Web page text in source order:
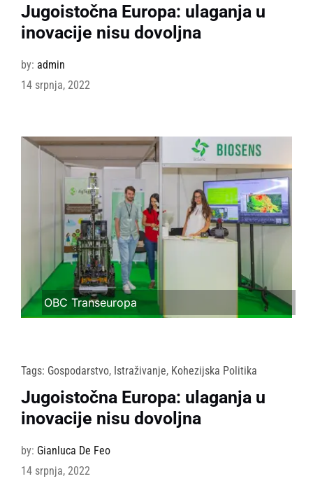
Jugoistočna Europa: ulaganja u
inovacije nisu dovoljna
by: admin
14 srpnja, 2022
OBC Transeuropa
Tags: Gospodarstvo, Istraživanje, Kohezijska Politika
Jugoistočna Europa: ulaganja u
inovacije nisu dovoljna
by: Gianluca De Feo
14 srpnja, 2022